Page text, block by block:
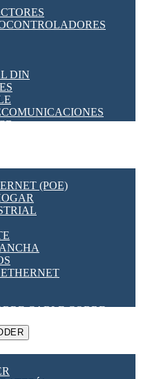
TC'S DE CORRIENTE
PROGRAMABLES
[VDF]
DIN
SSR
(POE)
CABLE COBRE